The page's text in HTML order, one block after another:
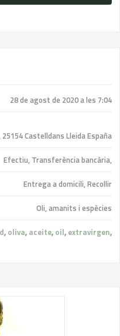
28 de agost de 2020 a les 7:04
Castelldans Lleida España
Efectiu, Transferència bancària,
Entrega a domicili, Recollir
Oli, amanits i espècies
, oliva, aceite, oil, extravirgen,